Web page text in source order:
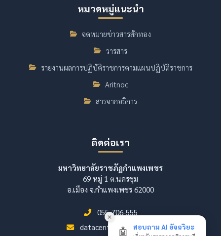
หมวดหมู่แนะนำ
จดหมายข่าวสารสักทอง
วารสาร
รายงานผลการปฏิบัติราชการตามแผนปฏิบัติราชการ
Aritnoc
สารจากอธิการ
ติดต่อเรา
มหาวิทยาลัยราชภัฏกำแพงเพชร
69 หมู่ 1 ต.นครชุม
อ.เมือง จ.กำแพงเพชร 62000
055-706-555
datacenter@kpru.ac.th
✕
🤖 สอบถาม AI อัจฉริยะ